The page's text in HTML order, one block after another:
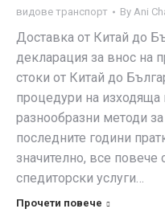
видове транспорт By Ani
Доставка от Китай до
декларация за внос на
стоки от Китай до
процедури на изходяща
разнообразни методи
последните години
значително, все повече
спедиторски услуги…
Прочети повече